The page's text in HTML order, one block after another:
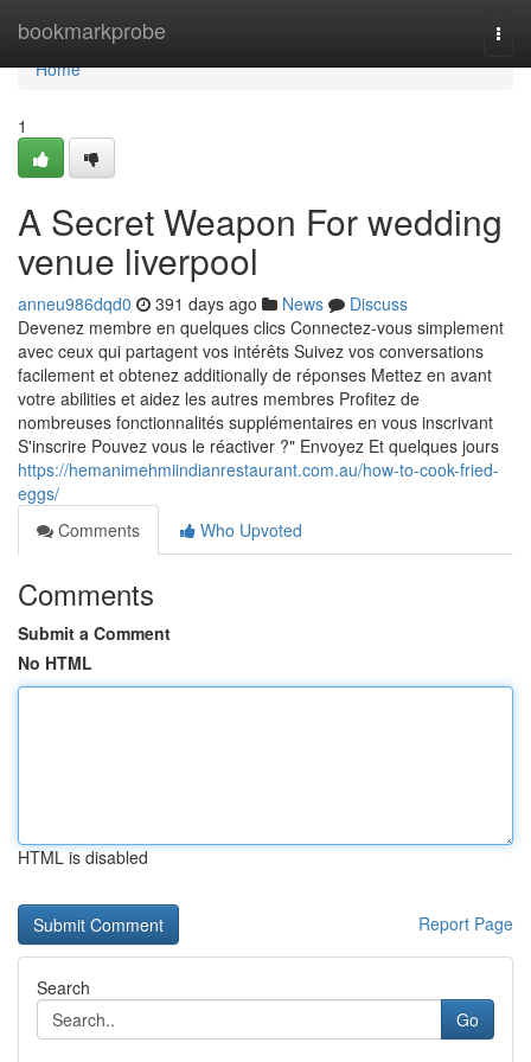
bookmarkprobe
Home
Home
1
A Secret Weapon For wedding
venue liverpool
anneu986dqd0 391 days ago News
Discuss
Devenez membre en quelques clics Connectez-vous simplement
avec ceux qui partagent vos intérêts Suivez vos conversations
facilement et obtenez additionally de réponses Mettez en avant
votre abilities et aidez les autres membres Profitez de
nombreuses fonctionnalités supplémentaires en vous inscrivant
S'inscrire Pouvez vous le réactiver ?" Envoyez Et quelques jours
https://hemanimehmiindianrestaurant.com.au/how-to-cook-fried-
eggs/
Comments
Who Upvoted
Comments
Submit a Comment
No HTML
HTML is disabled
Report Page
Search
Go